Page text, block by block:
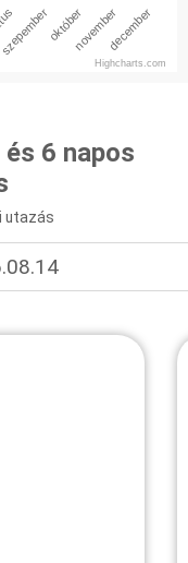
októbernovemberdecember
Highcharts.com
6 napos
utazás